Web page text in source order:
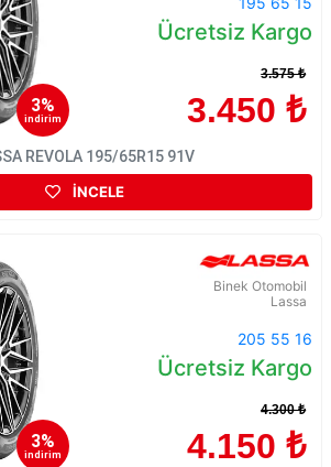
3%
indirim
Ücretsiz Kargo
3.575 ₺
3.450 ₺
REVOLA 195/65R15 91V
İNCELE
3%
indirim
Binek Otomobil
Lassa
205 55 16
Ücretsiz Kargo
4.300 ₺
4.150 ₺